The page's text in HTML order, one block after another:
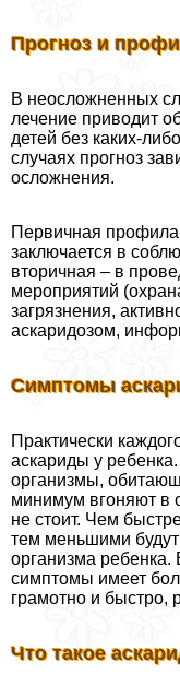
Прогноз и
В неосложненных
лечение приводит
детей без каких-
случаях прогноз
осложнения.
Первичная
заключается в
вторичная – в
мероприятий
загрязнения,
аскаридозом,
Симптомы
Пpaктически
аскариды у
организмы,
минимум вгоняют в
не стоит. Чем
тем меньшими
организма ребенка.
симптомы имеет
грамотно и быстро,
Что такое